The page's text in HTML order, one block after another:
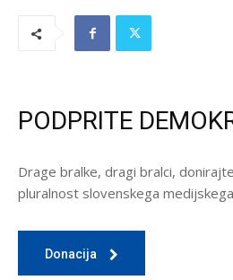
PODPRITE
Drage bralke, dragi bralci,
pluralnost slovenskega
Donacija